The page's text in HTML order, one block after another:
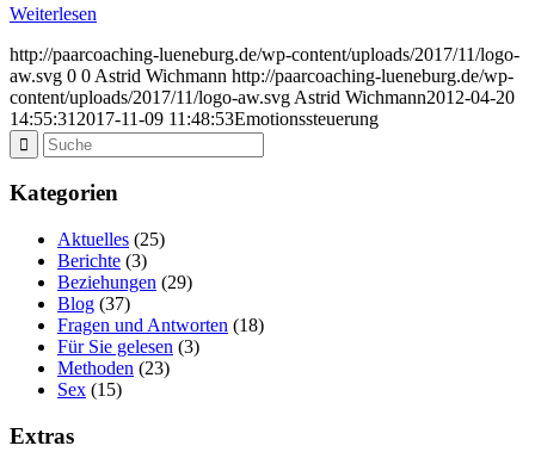
Weiterlesen
http://paarcoaching-lueneburg.de/wp-content/uploads/2017/11/logo-
aw.svg 0 0 Astrid Wichmann http://paarcoaching-lueneburg.de/wp-
content/uploads/2017/11/logo-aw.svg Astrid Wichmann2012-04-20
14:55:31 2017-11-09 11:48:53Emotionssteuerung
Kategorien
Aktuelles (25)
Berichte (3)
Beziehungen (29)
Blog (37)
Fragen und Antworten (18)
Für Sie gelesen (3)
Methoden (23)
Sex (15)
Extras